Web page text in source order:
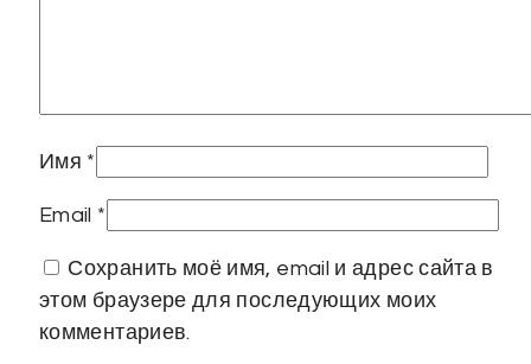
Имя *
Email *
Сохранить моё имя, email и адрес сайта в
этом браузере для последующих моих
комментариев.